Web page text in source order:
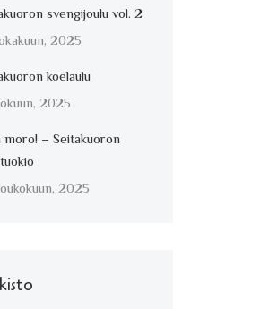
svengijoulu vol. 2
2025
koelaulu
2025
moro! – Seitakuoron
2025